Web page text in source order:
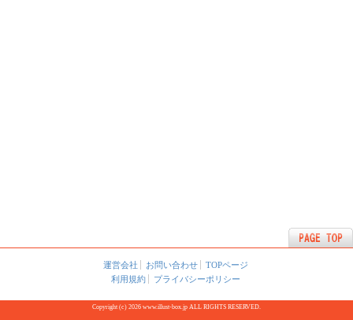
運営会社 お問い合わせ
TOPページ
利用規約
プライバシーポリシー
Copyright (c) 2026 www.illust-box.jp ALL RIGHTS RESERVED.